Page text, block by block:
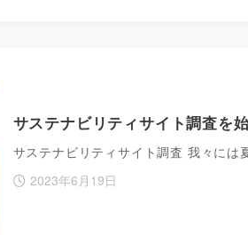
サステナビリティサイト調査を
サステナビリティサイト調査 我々に
2023年6月19日